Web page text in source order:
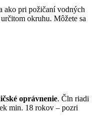
ako pri požičaní vodných
okruhu. Môžete sa
oprávnenie. Čln riadi
min. 18 rokov – pozri